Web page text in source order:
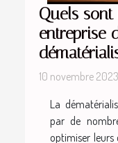
Quels
entreprise
10 novembre
La
par de
optimiser